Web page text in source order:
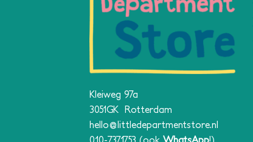
Kleiweg 97a
3051GK Rotterdam
hello@littledepartmentstore.nl
010-7371753 (ook WhatsApp!)